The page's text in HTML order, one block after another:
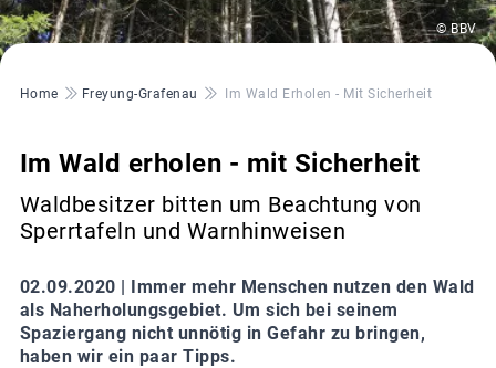
© BBV
Pfadnavigation
Home Freyung-Grafenau Im Wald Erholen - Mit Sicherheit
Im Wald erholen - mit Sicherheit
Waldbesitzer bitten um Beachtung von
Sperrtafeln und Warnhinweisen
02.09.2020 | Immer mehr Menschen nutzen den Wald
als Naherholungsgebiet. Um sich bei seinem
Spaziergang nicht unnötig in Gefahr zu bringen,
haben wir ein paar Tipps.